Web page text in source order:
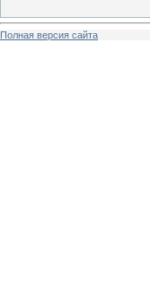
Полная версия сайта